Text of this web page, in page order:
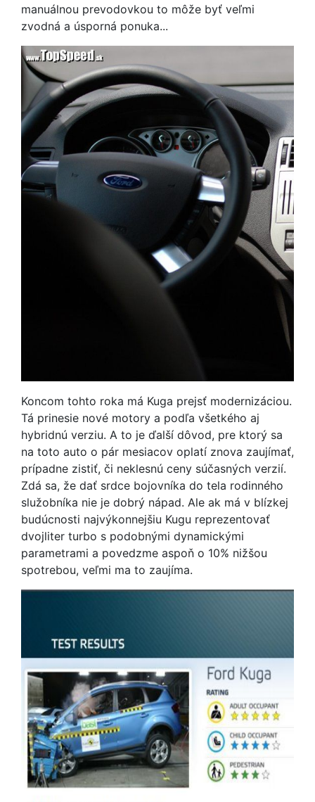
manuálnou prevodovkou to môže byť veľmi
zvodná a úsporná ponuka...
Koncom tohto roka má Kuga prejsť modernizáciou.
Tá prinesie nové motory a podľa všetkého aj
hybridnú verziu. A to je ďalší dôvod, pre ktorý sa
na toto auto o pár mesiacov oplatí znova zaujímať,
prípadne zistiť, či neklesnú ceny súčasných verzií.
Zdá sa, že dať srdce bojovníka do tela rodinného
služobníka nie je dobrý nápad. Ale ak má v blízkej
budúcnosti najvýkonnejšiu Kugu reprezentovať
dvojliter turbo s podobnými dynamickými
parametrami a povedzme aspoň o 10% nižšou
spotrebou, veľmi ma to zaujíma.